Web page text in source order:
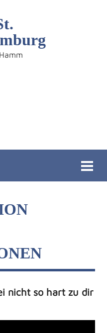
nicht so hart zu dir